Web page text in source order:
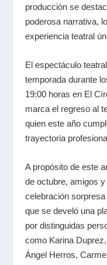
producción se
poderosa narrativa,
experiencia teatral
El espectáculo teatral
temporada durante
19:00 horas en El
marca el regreso al
quien este año
trayectoria
A propósito de este
de octubre, amigos
celebración
que se develó una
por distinguidas
como Karina
Ángel Herros,